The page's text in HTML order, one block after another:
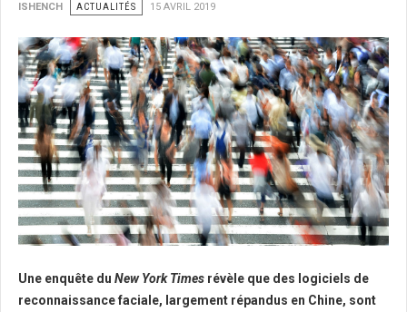
ISHENCH ACTUALITÉS 15 AVRIL 2019
Une enquête du New York Times révèle que des logiciels de
reconnaissance faciale, largement répandus en Chine, sont